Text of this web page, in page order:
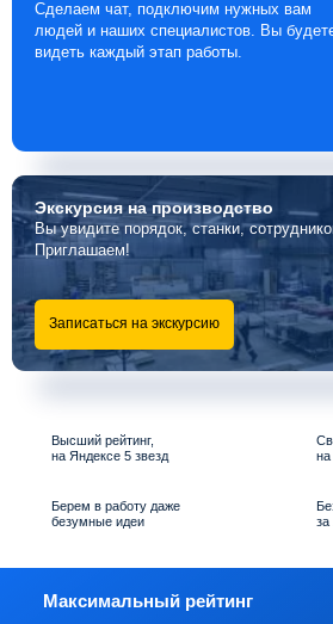
Высший рейтинг,
на Яндексе 5 звезд
Берем в работу даже
безумные идеи
за
Сделаем чат, подключим нужных вам
людей и наших специалистов. Вы
видеть каждый этап работы.
Экскурсияна производство
Вы увидите порядок, станки,
Приглашаем!
Записаться на экскурсию
Максимальный рейтинг